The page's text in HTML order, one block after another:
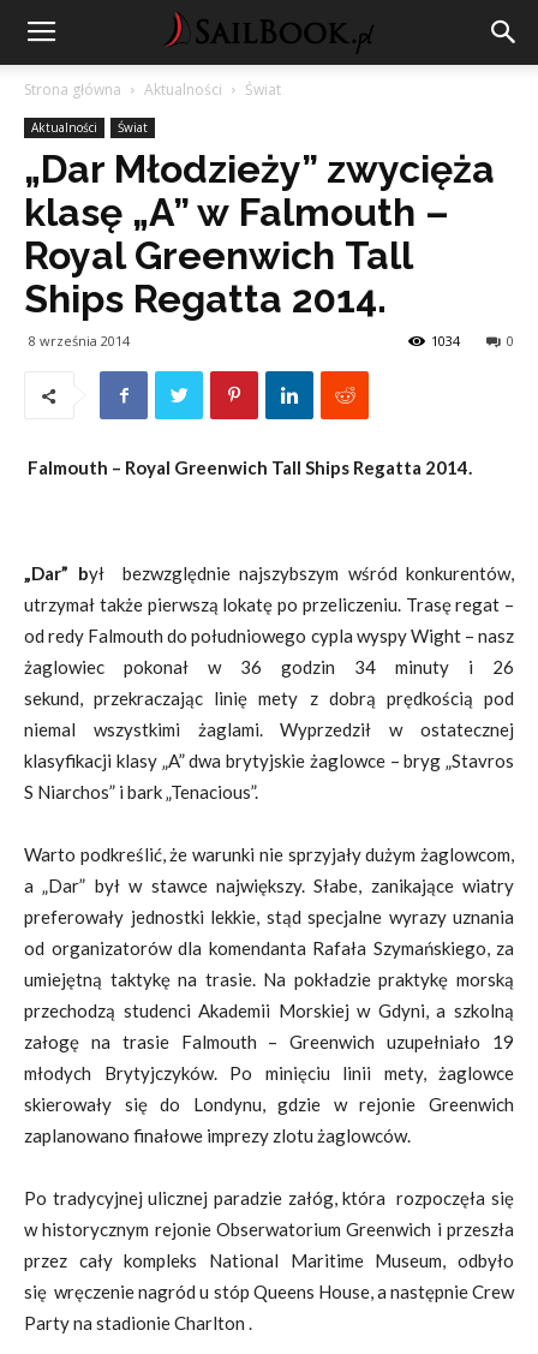
Strona główna Aktualności Świat
Aktualności Świat
„Dar Młodzieży” zwycięża
klasę „A” w Falmouth –
Royal Greenwich Tall
Ships Regatta 2014.
8 września 2014 0
1034
Falmouth – Royal Greenwich Tall Ships Regatta 2014.
„Dar” był bezwzględnie najszybszym wśród konkurentów,
utrzymał także pierwszą lokatę po przeliczeniu. Trasę regat –
od redy Falmouth do południowego cypla wyspy Wight – nasz
żaglowiec pokonał w 36 godzin 34 minuty i 26
sekund, przekraczając linię mety z dobrą prędkością pod
niemal wszystkimi żaglami. Wyprzedził w ostatecznej
klasyfikacji klasy „A” dwa brytyjskie żaglowce – bryg „Stavros
S Niarchos” i bark „Tenacious”.
Warto podkreślić, że warunki nie sprzyjały dużym żaglowcom,
a „Dar” był w stawce największy. Słabe, zanikające wiatry
preferowały jednostki lekkie, stąd specjalne wyrazy uznania
od organizatorów dla komendanta Rafała Szymańskiego, za
umiejętną taktykę na trasie. Na pokładzie praktykę morską
przechodzą studenci Akademii Morskiej w Gdyni, a szkolną
załogę na trasie Falmouth – Greenwich uzupełniało 19
młodych Brytyjczyków. Po minięciu linii mety, żaglowce
skierowały się do Londynu, gdzie w rejonie Greenwich
zaplanowano finałowe imprezy zlotu żaglowców.
Po tradycyjnej ulicznej paradzie załóg, która rozpoczęła się
w historycznym rejonie Obserwatorium Greenwich i przeszła
przez cały kompleks National Maritime Museum, odbyło
się wręczenie nagród u stóp Queens House, a następnie Crew
Party na stadionie Charlton .